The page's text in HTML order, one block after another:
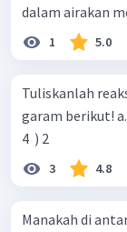
dalam airakan
1 5.0
Tuliskanlah
garam berikut! a. Na 2 ​ S b. AlCl 3 ​ c. CH 3 ​ COOK d. Ba 3 ​ ( PO
4 ​ ) 2 ​
3 4.8
Manakah di